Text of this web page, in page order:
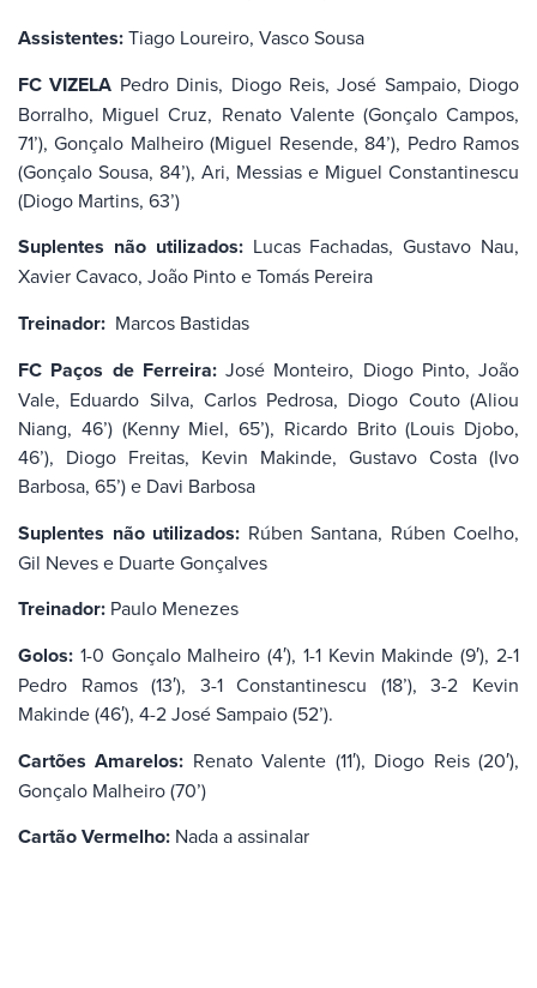
Assistentes:Tiago Loureiro, Vasco Sousa
FC VIZELA Pedro Dinis, Diogo Reis, José Sampaio, Diogo
Borralho, Miguel Cruz, Renato Valente (Gonçalo Campos,
71’), Gonçalo Malheiro (Miguel Resende, 84’), Pedro Ramos
(Gonçalo Sousa, 84’), Ari, Messias e Miguel Constantinescu
(Diogo Martins, 63’)
Suplentes não utilizados:Lucas Fachadas, Gustavo Nau,
Xavier Cavaco, João Pinto e Tomás Pereira
Treinador: Marcos Bastidas
FC Paços de Ferreira:José Monteiro, Diogo Pinto, João
Vale, Eduardo Silva, Carlos Pedrosa, Diogo Couto (Aliou
Niang, 46’) (Kenny Miel, 65’), Ricardo Brito (Louis Djobo,
46’), Diogo Freitas, Kevin Makinde, Gustavo Costa (Ivo
Barbosa, 65’) e Davi Barbosa
Suplentes não utilizados: Rúben Santana, Rúben Coelho,
Gil Neves e Duarte Gonçalves
Treinador: Paulo Menezes
Golos: 1-0 Gonçalo Malheiro (4′), 1-1 Kevin Makinde (9′), 2-1
Pedro Ramos (13′), 3-1 Constantinescu (18’), 3-2 Kevin
Makinde (46′), 4-2 José Sampaio (52’).
Cartões Amarelos: Renato Valente (11′), Diogo Reis (20′),
Gonçalo Malheiro (70’)
Cartão Vermelho: Nada a assinalar